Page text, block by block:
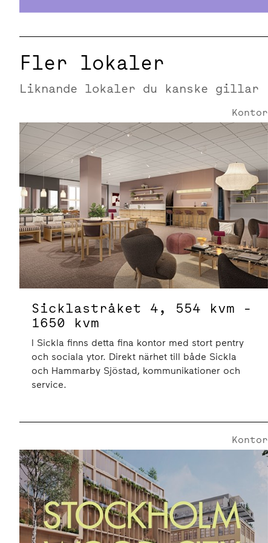
Fler lokaler
Liknande lokaler du kanske gillar
Sicklastråket 4 | 1650 Kvm
Kontor
Sicklastråket 4, 554 kvm -
1650 kvm
I Sickla finns detta fina kontor med stort pentry
och sociala ytor. Direkt närhet till både Sickla
och Hammarby Sjöstad, kommunikationer och
service.
Sickla Industriväg 5 | 7000 Kvm
Kontor